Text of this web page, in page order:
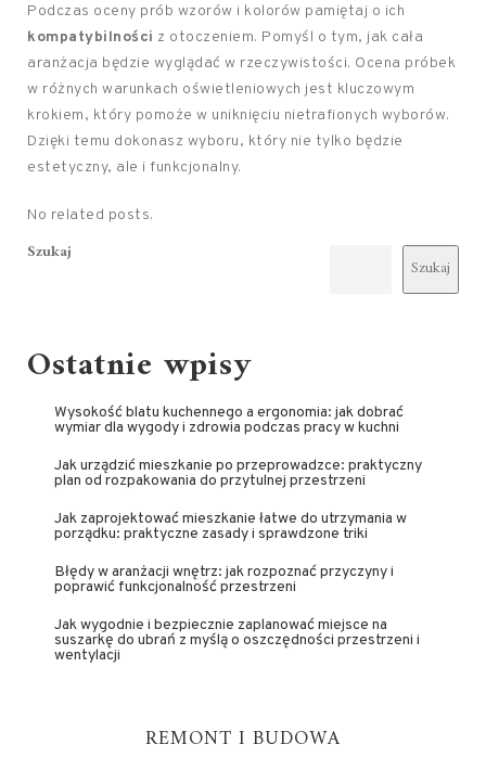
Podczas oceny prób wzorów i kolorów pamiętaj o ich
kompatybilności z otoczeniem. Pomyśl o tym, jak cała
aranżacja będzie wyglądać w rzeczywistości. Ocena próbek
w różnych warunkach oświetleniowych jest kluczowym
krokiem, który pomoże w uniknięciu nietrafionych wyborów.
Dzięki temu dokonasz wyboru, który nie tylko będzie
estetyczny, ale i funkcjonalny.
No related posts.
Szukaj
Szukaj
Ostatnie wpisy
Wysokość blatu kuchennego a ergonomia: jak dobrać
wymiar dla wygody i zdrowia podczas pracy w kuchni
Jak urządzić mieszkanie po przeprowadzce: praktyczny
plan od rozpakowania do przytulnej przestrzeni
Jak zaprojektować mieszkanie łatwe do utrzymania w
porządku: praktyczne zasady i sprawdzone triki
Błędy w aranżacji wnętrz: jak rozpoznać przyczyny i
poprawić funkcjonalność przestrzeni
Jak wygodnie i bezpiecznie zaplanować miejsce na
suszarkę do ubrań z myślą o oszczędności przestrzeni i
wentylacji
REMONT I BUDOWA